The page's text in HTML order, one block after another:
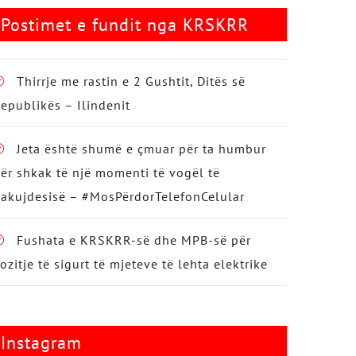
Postimet e fundit nga KRSKRR
Thirrje me rastin e 2 Gushtit, Ditës së
– Ilindenit
Jeta është shumë e çmuar për ta humbur
shkak të një momenti të vogël të
– #MosPërdorTelefonCelular
Fushata e KRSKRR-së dhe MPB-së për
të sigurt të mjeteve të lehta elektrike
Instagram